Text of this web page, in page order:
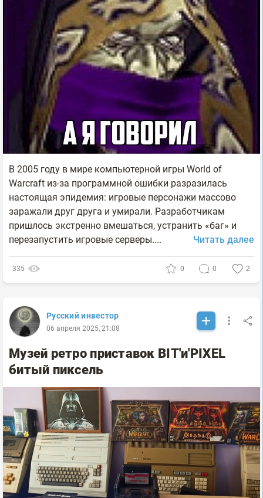
В 2005 году в мире компьютерной игры World of
Warcraft из-за программной ошибки разразилась
настоящая эпидемия: игровые персонажи массово
заражали друг друга и умирали. Разработчикам
пришлось экстренно вмешаться, устранить «баг» и
перезапустить игровые серверы....
Читать далее
335 0 0 2
Русский инвестор
06 апреля 2025, 21:08
Музей ретро приставок BIT'и'PIXEL
битый пиксель